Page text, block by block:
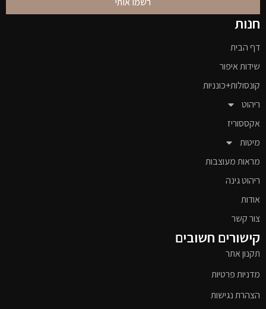
חנות
דף הבית
שידות איפור
קונסולות+כונניות
ריהוט
אקססוריז
מיטות
מראות מעוצבות
ריהוט גינה
אודות
צור קשר
קישורים חשובים
תקנון אתר
מדניות פרטיות
הצהרת נגישות